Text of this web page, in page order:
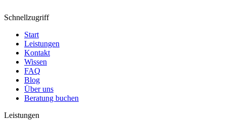
Schnellzugriff
Start
Leistungen
Kontakt
Wissen
FAQ
Blog
Über uns
Beratung buchen
Leistungen